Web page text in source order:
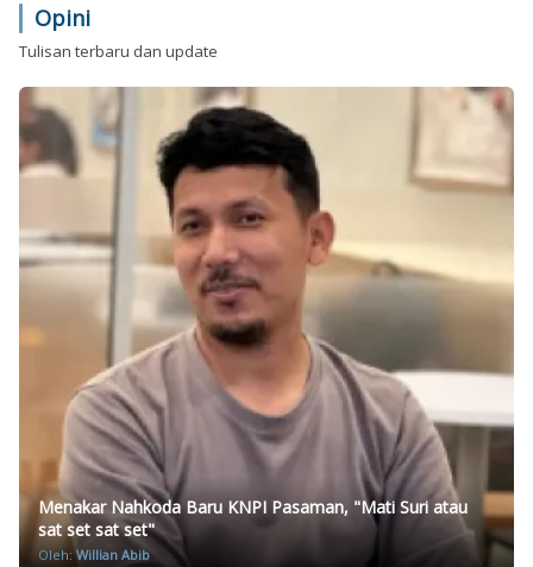
Opini
Tulisan terbaru dan update
Menakar Nahkoda Baru KNPI Pasaman, "Mati Suri atau
sat set sat set"
Oleh:Willian Abib